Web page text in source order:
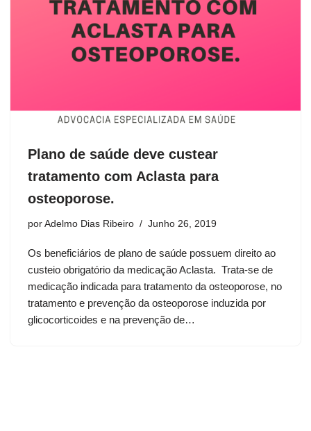
Plano de saúde deve custear
tratamento com Aclasta para
osteoporose.
por Adelmo Dias Ribeiro Junho 26, 2019
Os beneficiários de plano de saúde possuem direito ao
custeio obrigatório da medicação Aclasta. Trata-se de
medicação indicada para tratamento da osteoporose, no
tratamento e prevenção da osteoporose induzida por
glicocorticoides e na prevenção de…